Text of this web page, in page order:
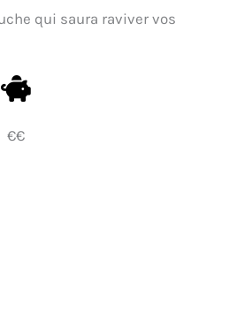
qui saura raviver vos
€€